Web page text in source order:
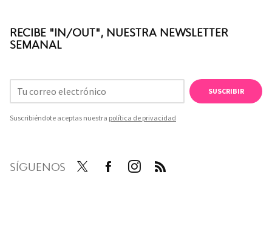
RECIBE "IN/OUT", NUESTRA NEWSLETTER
SEMANAL
SUSCRIBIR
Suscribiéndote aceptas nuestra política de privacidad
SÍGUENOS